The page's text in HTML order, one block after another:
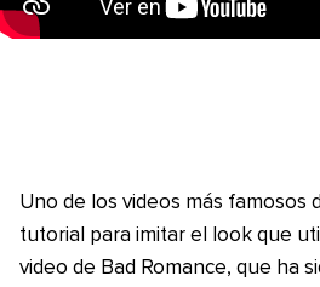
Uno de los videos más famosos
tutorial para imitar el look que
video de Bad Romance, que ha